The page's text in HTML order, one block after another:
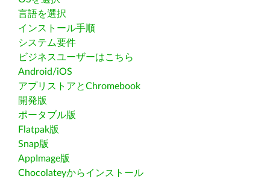
言語を選択
インストール手順
システム要件
ビジネスユーザーはこちら
Android/iOS
アプリストアとChromebook
開発版
ポータブル版
Flatpak版
Snap版
AppImage版
Chocolateyからインストール